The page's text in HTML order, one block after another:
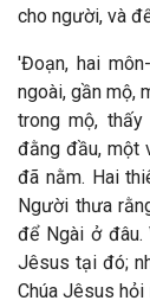
cho người, và
'Đoạn, hai
ngoài, gần mộ,
trong mộ,
đằng đầu, một
đã nằm. Hai
Người thưa
để Ngài ở
Jêsus tại đó;
Chúa Jêsus